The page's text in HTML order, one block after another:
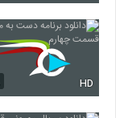
HD